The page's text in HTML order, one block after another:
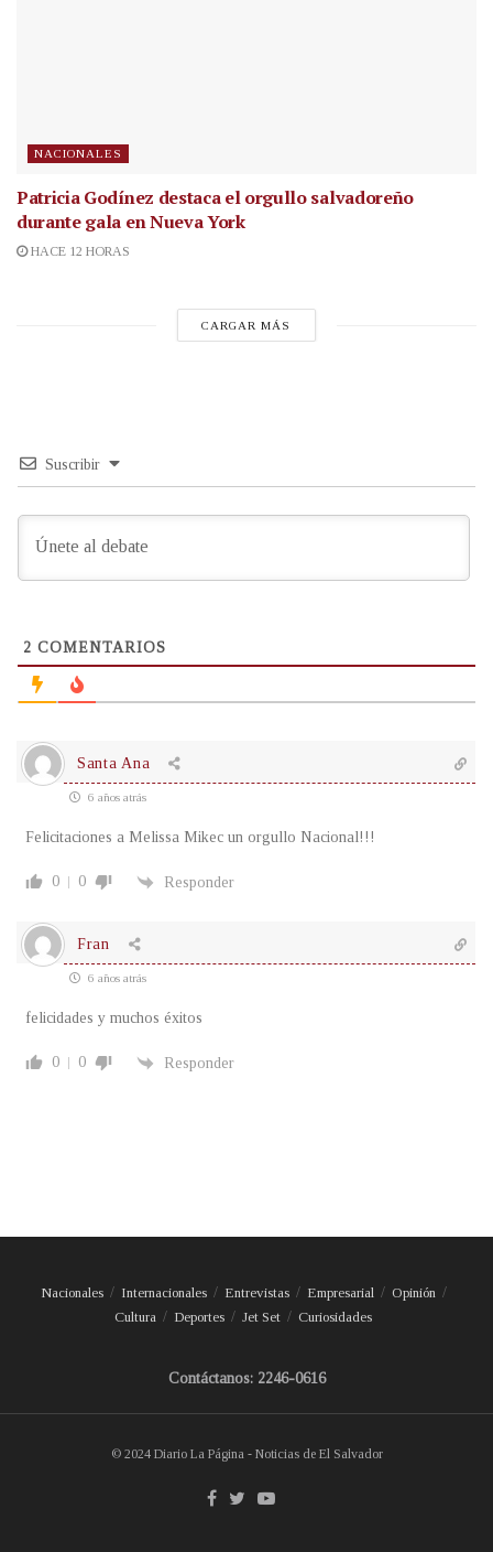
NACIONALES
Patricia Godínez destaca el orgullo salvadoreño
durante gala en Nueva York
HACE 12 HORAS
CARGAR MÁS
Suscribir
2 COMENTARIOS
Santa Ana
6 años atrás
Felicitaciones a Melissa Mikec un orgullo Nacional!!!
0 0 Responder
Fran
6 años atrás
felicidades y muchos éxitos
0 0 Responder
Nacionales Internacionales Entrevistas Empresarial
Opinión
Cultura
Deportes Jet Set Curiosidades
Contáctanos: 2246-0616
© 2024 Diario La Página - Noticias de El Salvador